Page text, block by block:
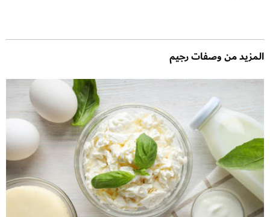
المزيد من وصفات رجيم